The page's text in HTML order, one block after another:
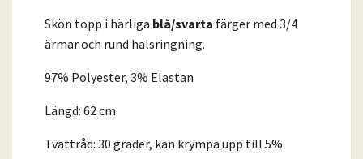
Skön topp i härliga blå/svarta färger med 3/4
ärmar och rund halsringning.
97% Polyester, 3% Elastan
Längd: 62 cm
Tvättråd: 30 grader, kan krympa upp till 5%